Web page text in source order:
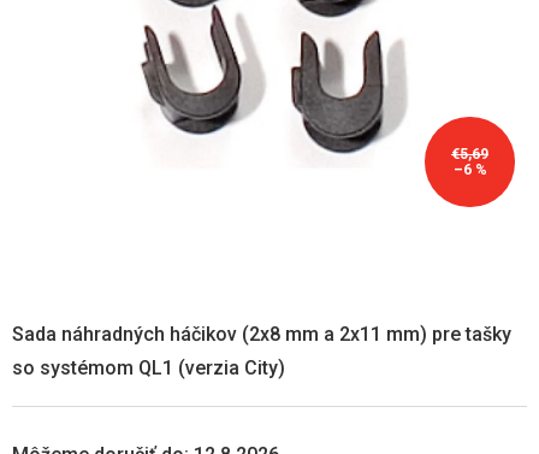
€5,69
–6 %
Sada náhradných háčikov (2x8 mm a 2x11 mm) pre tašky
so systémom QL1 (verzia City)